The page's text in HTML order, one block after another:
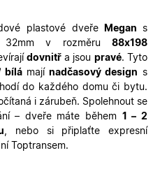
plastové dveře Megan s
32mm v rozměru 88x198
dovnitřa jsou pravé. Tyto
bílámají nadčasový design
s
do každého domu či bytu.
i zárubeň. Spolehnout se
– dveře máte během 1 – 2
, nebo si připlaťte expresní
Toptransem.